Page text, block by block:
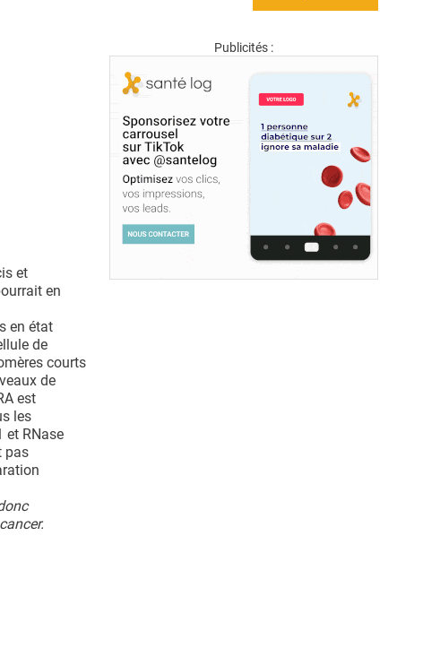
et
en
en état
de
courts
de
est
les
et RNase
pas
Publicités :